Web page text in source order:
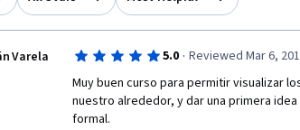
Varela
5.0 · Reviewed Mar 6,
Muy buen curso para permitir visualizar
nuestro alrededor, y dar una primera
formal.